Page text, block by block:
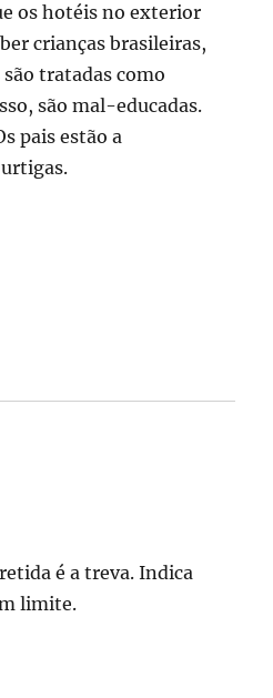
os hotéis no exterior
crianças brasileiras,
tratadas como
são mal-educadas.
pais estão a
é a treva. Indica
limite.